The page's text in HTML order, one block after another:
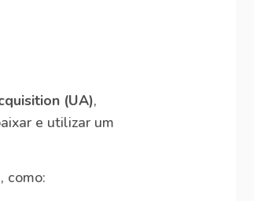
(UA),
e utilizar um
como: